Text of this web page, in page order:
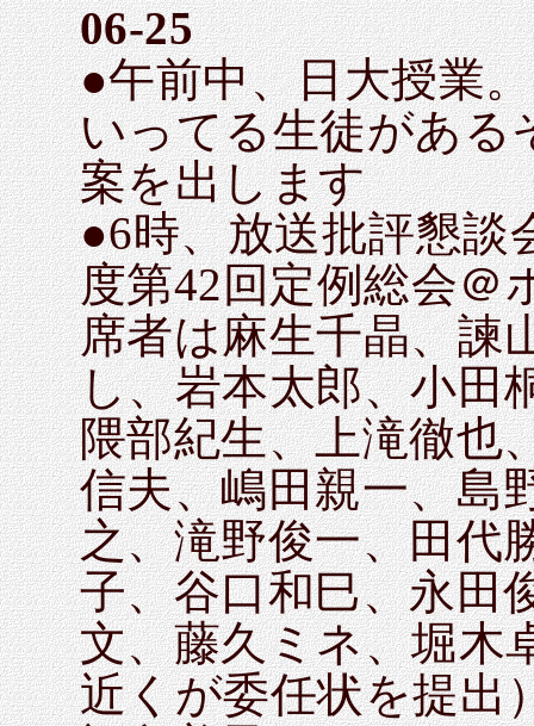
06-25
●午前中、日大授業
いってる生徒がある
案を出します
●6時、放送批評懇談
度第42回定例総会＠
席者は麻生千晶、諫
し、岩本太郎、小田
隈部紀生、上滝徹也
信夫、嶋田親一、島
之、滝野俊一、田代
子、谷口和巳、永田
文、藤久ミネ、堀木
近くが委任状を提出